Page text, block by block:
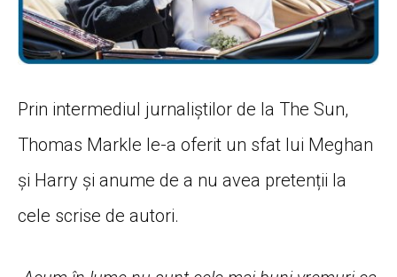
Prin intermediul jurnaliștilor de la The Sun,
Thomas Markle le-a oferit un sfat lui Meghan
și Harry și anume de a nu avea pretenții la
cele scrise de autori.